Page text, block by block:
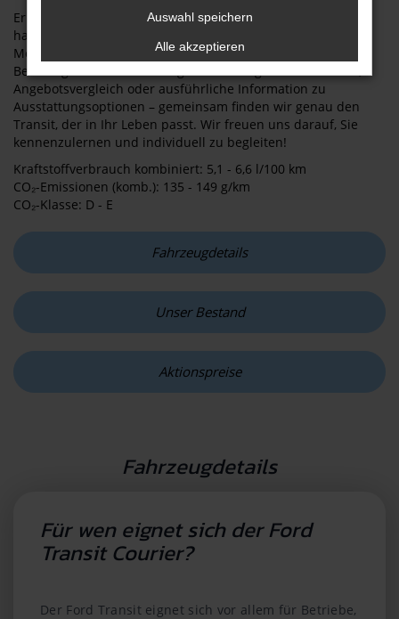
Erleben Sie die Vielfalt des Transit vor Ort oder digital: Wir
halten eine große Auswahl unterschiedlich ausgestatteter
Modelle für Sie bereit und stehen Ihnen mit persönlicher
Beratung und viel Erfahrung zur Seite. Egal ob Probefahrt,
Angebotsvergleich oder ausführliche Information zu
Ausstattungsoptionen – gemeinsam finden wir genau den
Transit, der in Ihr Leben passt. Wir freuen uns darauf, Sie
kennenzulernen und individuell zu begleiten!
Kraftstoffverbrauch kombiniert: 5,1 - 6,6 l/100 km
CO₂-Emissionen (komb.): 135 - 149 g/km
CO₂-Klasse: D - E
Fahrzeugdetails
Unser Bestand
Aktionspreise
Fahrzeugdetails
Für wen eignet sich der Ford
Transit Courier?
Der Ford Transit eignet sich vor allem für Betriebe,
Auswahl speichern
Alle akzeptieren